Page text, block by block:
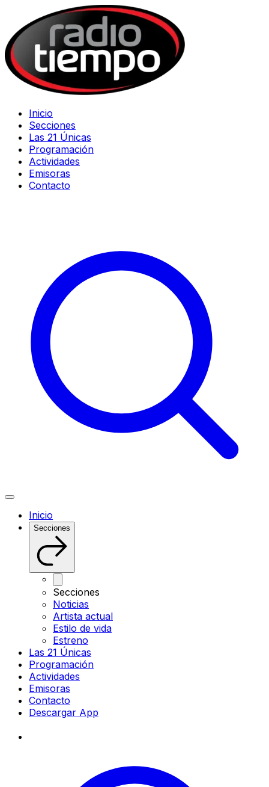
Inicio
Secciones
Las 21 Únicas
Programación
Actividades
Emisoras
Contacto
Inicio
Secciones
Secciones
Noticias
Artista actual
Estilo de vida
Estreno
Las 21 Únicas
Programación
Actividades
Emisoras
Contacto
Descargar App